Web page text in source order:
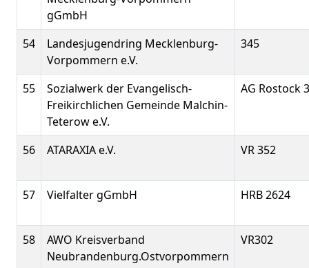
gGmbH
54
Landesjugendring Mecklenburg-
Vorpommern e.V.
345
55
Sozialwerk der Evangelisch-
Freikirchlichen Gemeinde Malchin-
Teterow e.V.
AG Rostock
56 ATARAXIA e.V. VR 352
57 Vielfalter gGmbH HRB 2624
58
AWO Kreisverband
Neubrandenburg.Ostvorpommern
VR302